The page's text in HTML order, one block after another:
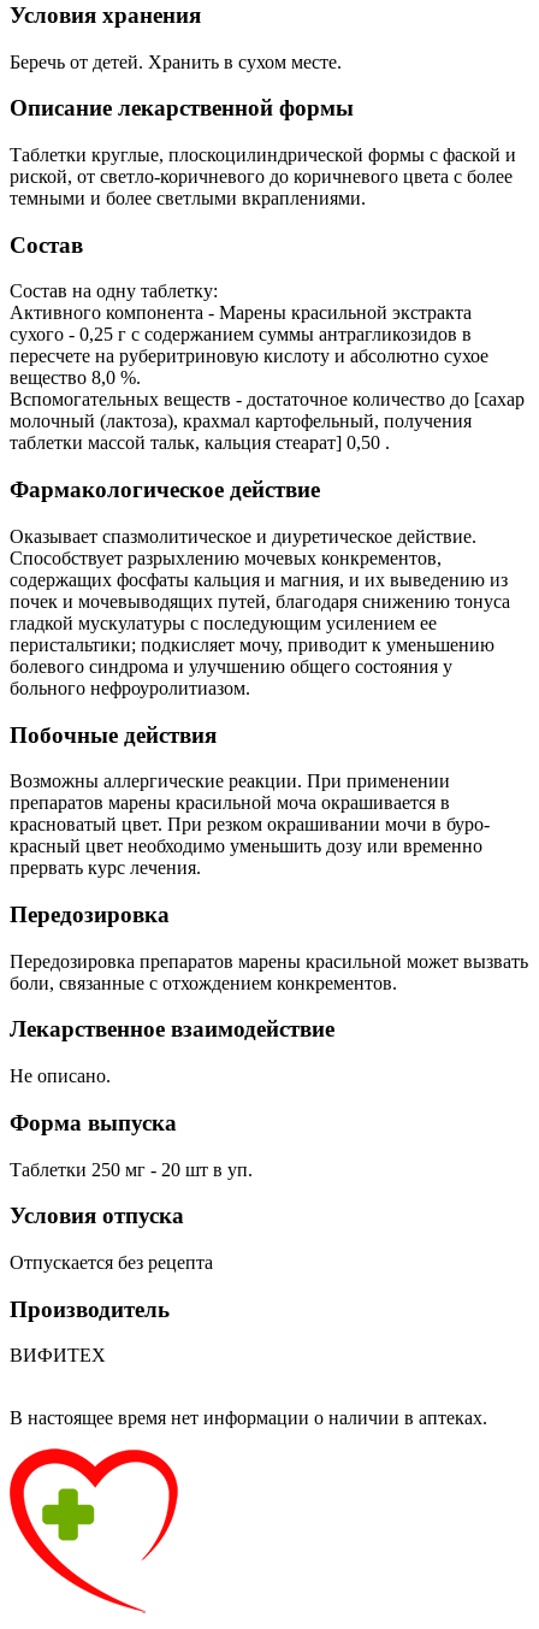
Условия хранения
Беречь от детей. Хранить в сухом месте.
Описание лекарственной формы
Таблетки круглые, плоскоцилиндрической формы с фаской и
риской, от светло-коричневого до коричневого цвета с более
темными и более светлыми вкраплениями.
Состав
Состав на одну таблетку:
Активного компонента - Марены красильной экстракта
сухого - 0,25 г с содержанием суммы антрагликозидов в
пересчете на руберитриновую кислоту и абсолютно сухое
вещество 8,0 %.
Вспомогательных веществ - достаточное количество до [сахар
молочный (лактоза), крахмал картофельный, получения
таблетки массой тальк, кальция стеарат] 0,50 .
Фармакологическое действие
Оказывает спазмолитическое и диуретическое действие.
Способствует разрыхлению мочевых конкрементов,
содержащих фосфаты кальция и магния, и их выведению из
почек и мочевыводящих путей, благодаря снижению тонуса
гладкой мускулатуры с последующим усилением ее
перистальтики; подкисляет мочу, приводит к уменьшению
болевого синдрома и улучшению общего состояния у
больного нефроуролитиазом.
Побочные действия
Возможны аллергические реакции. При применении
препаратов марены красильной моча окрашивается в
красноватый цвет. При резком окрашивании мочи в буро-
красный цвет необходимо уменьшить дозу или временно
прервать курс лечения.
Передозировка
Передозировка препаратов марены красильной может вызвать
боли, связанные с отхождением конкрементов.
Лекарственное взаимодействие
Не описано.
Форма выпуска
Таблетки 250 мг - 20 шт в уп.
Условия отпуска
Отпускается без рецепта
Производитель
ВИФИТЕХ
В настоящее время нет информации о наличии в аптеках.